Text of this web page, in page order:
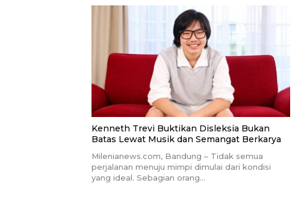
Kenneth Trevi Buktikan Disleksia Bukan
Batas Lewat Musik dan Semangat Berkarya
Milenianews.com, Bandung – Tidak semua
perjalanan menuju mimpi dimulai dari kondisi
yang ideal. Sebagian orang…